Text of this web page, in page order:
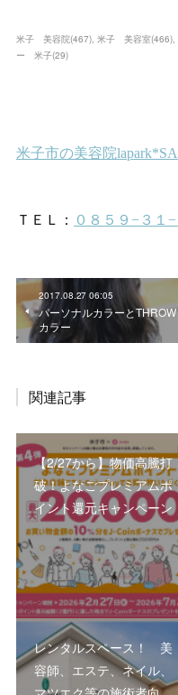
米子 美容院(467) 米子 美容室(466)
ー 米子(29)
2017.08.27 06:05
パーソナルカラーとTHROW
カラー
関連記事
【2/27から】物価高騰打
破！よなごプレミアムポ
イント還元キャンペーン
レンタルスペース！ 美
容師、エステ、ネイル、